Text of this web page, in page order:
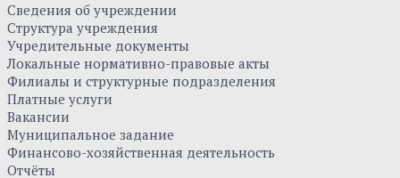
Сведения об учреждении
Структура учреждения
Учредительные документы
Локальные нормативно-правовые акты
Филиалы и структурные подразделения
Платные услуги
Вакансии
Муниципальное задание
Финансово-хозяйственная деятельность
Отчёты